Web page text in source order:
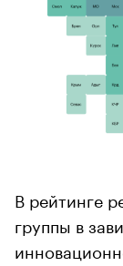
В рейтинге
группы в